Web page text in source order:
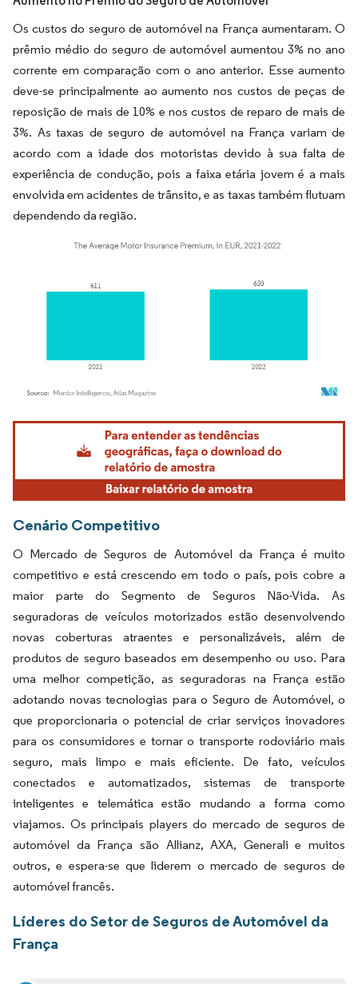
Os custos do seguro de automóvel na França aumentaram. O
prêmio médio do seguro de automóvel aumentou 3% no ano
corrente em comparação com o ano anterior. Esse aumento
deve-se principalmente ao aumento nos custos de peças de
reposição de mais de 10% e nos custos de reparo de mais de
3%. As taxas de seguro de automóvel na França variam de
acordo com a idade dos motoristas devido à sua falta de
experiência de condução, pois a faixa etária jovem é a mais
envolvida em acidentes de trânsito, e as taxas também flutuam
dependendo da região.
Imagem © Mordor Intelligence. O reuso requer atribuição conforme CC BY 4.0.
Cenário Competitivo
O Mercado de Seguros de Automóvel da França é muito
competitivo e está crescendo em todo o país, pois cobre a
maior parte do Segmento de Seguros Não-Vida. As
seguradoras de veículos motorizados estão desenvolvendo
novas coberturas atraentes e personalizáveis, além de
produtos de seguro baseados em desempenho ou uso. Para
uma melhor competição, as seguradoras na França estão
adotando novas tecnologias para o Seguro de Automóvel, o
que proporcionaria o potencial de criar serviços inovadores
para os consumidores e tornar o transporte rodoviário mais
seguro, mais limpo e mais eficiente. De fato, veículos
conectados e automatizados, sistemas de transporte
inteligentes e telemática estão mudando a forma como
viajamos. Os principais players do mercado de seguros de
automóvel da França são Allianz, AXA, Generali e muitos
outros, e espera-se que liderem o mercado de seguros de
automóvel francês.
Líderes do Setor de Seguros de Automóvel da
França